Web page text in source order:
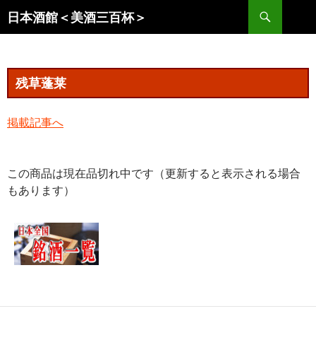
ン
キ
日本酒館＜美酒三百杯＞
索
残草蓬莱
掲載記事へ
この商品は現在品切れ中です（更新すると表示される場合
もあります）